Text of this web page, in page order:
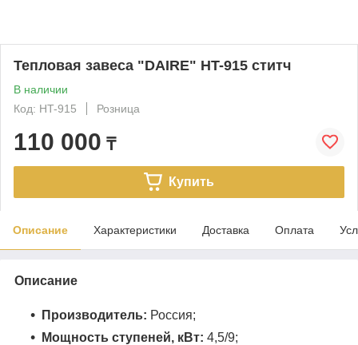
Тепловая завеса "DAIRE" HT-915 ститч
В наличии
Код: HT-915
Розница
110 000 ₸
Купить
Описание Характеристики Доставка Оплата
Описание
Производитель: Россия;
Мощность ступеней, кВт: 4,5/9;